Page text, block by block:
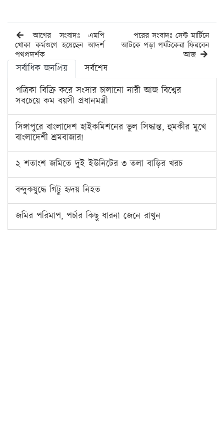
আগের সংবাদঃ এমপি
খোকা কর্মগুণে হয়েছেন আদর্শ
পথপ্রদর্শক
পরের সংবাদঃ সেন্ট মার্টিনে
আটকে পড়া পর্যটকেরা ফিরবেন
আজ
সর্বাধিক জনপ্রিয়
সর্বশেষ
পত্রিকা বিক্রি করে সংসার চালানো নারী আজ বিশ্বের
সবচেয়ে কম বয়সী প্রধানমন্ত্রী
সিঙ্গাপুরে বাংলাদেশ হাইকমিশনের ভুল সিদ্ধান্ত, হুমকীর মুখে
বাংলাদেশী শ্রমবাজার!
২ শতাংশ জমিতে দুই ইউনিটের ৩ তলা বাড়ির খরচ
বন্দুকযুদ্ধে গিট্টু হৃদয় নিহত
জমির পরিমাপ, পর্চার কিছু ধারনা জেনে রাখুন